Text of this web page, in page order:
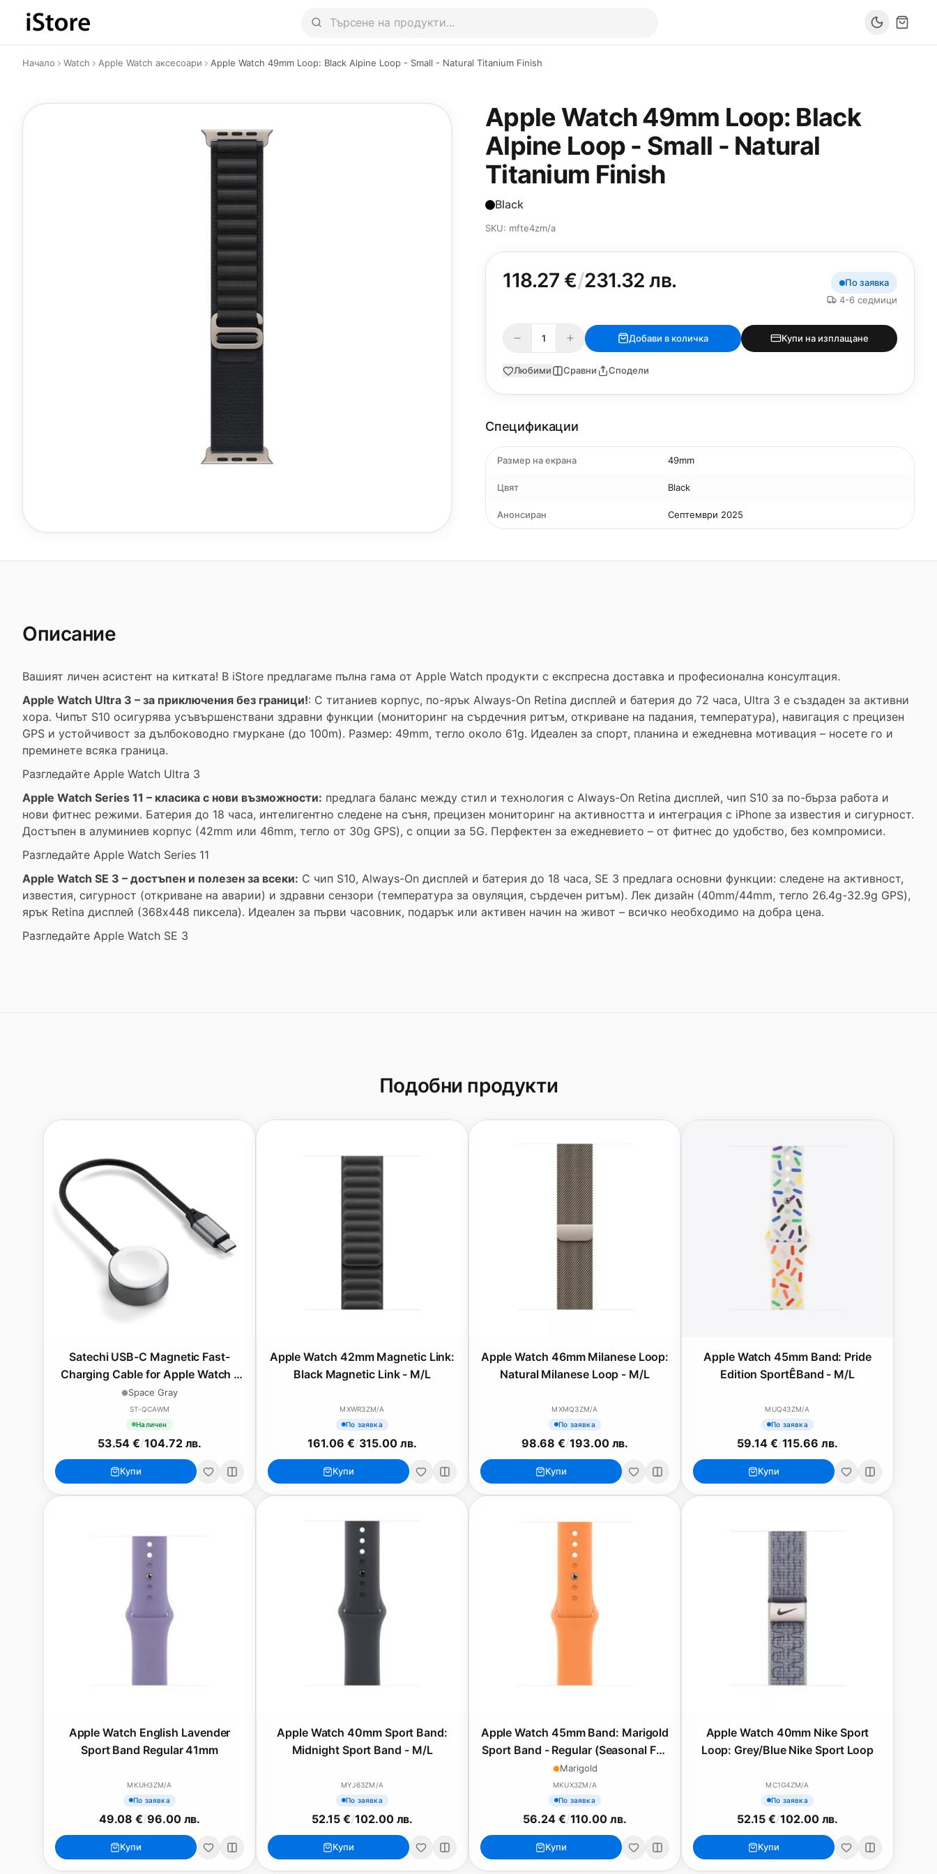
Към съдържанието
Начало Watch Apple Watch аксесоари Apple Watch 49mm Loop: Black Alpine Loop - Small - Natural Titanium Finish
Apple Watch 49mm Loop: Black
Alpine Loop - Small - Natural
Titanium Finish
Black
SKU: mfte4zm/a
118.27 €/231.32 лв.
По заявка
4-6 седмици
Добави в количка Купи на изплащане
Любими Сравни Сподели
Спецификации
Размер на екрана 49mm
Цвят Black
Анонсиран Септември 2025
Описание
Вашият личен асистент на китката! В iStore предлагаме пълна гама от Apple Watch продукти с експресна доставка и професионална консултация.
Apple Watch Ultra 3 – за приключения без граници!: С титаниев корпус, по-ярък Always-On Retina дисплей и батерия до 72 часа, Ultra 3 е създаден за активни
хора. Чипът S10 осигурява усъвършенствани здравни функции (мониторинг на сърдечния ритъм, откриване на падания, температура), навигация с прецизен
GPS и устойчивост за дълбоководно гмуркане (до 100m). Размер: 49mm, тегло около 61g. Идеален за спорт, планина и ежедневна мотивация – носете го и
преминете всяка граница.
Разгледайте Apple Watch Ultra 3
Apple Watch Series 11 – класика с нови възможности: предлага баланс между стил и технология с Always-On Retina дисплей, чип S10 за по-бърза работа и
нови фитнес режими. Батерия до 18 часа, интелигентно следене на съня, прецизен мониторинг на активността и интеграция с iPhone за известия и сигурност.
Достъпен в алуминиев корпус (42mm или 46mm, тегло от 30g GPS), с опции за 5G. Перфектен за ежедневието – от фитнес до удобство, без компромиси.
Разгледайте Apple Watch Series 11
Apple Watch SE 3 – достъпен и полезен за всеки: С чип S10, Always-On дисплей и батерия до 18 часа, SE 3 предлага основни функции: следене на активност,
известия, сигурност (откриване на аварии) и здравни сензори (температура за овуляция, сърдечен ритъм). Лек дизайн (40mm/44mm, тегло 26.4g-32.9g GPS),
ярък Retina дисплей (368x448 пиксела). Идеален за първи часовник, подарък или активен начин на живот – всичко необходимо на добра цена.
Разгледайте Apple Watch SE 3
Подобни продукти
Satechi USB-C Magnetic Fast-
Charging Cable for Apple Watch -
Space Gray
Space Gray
ST-QCAWM
Наличен
53.54 €/104.72 лв.
Купи
Apple Watch 42mm Magnetic Link:
Black Magnetic Link - M/L
MXWR3ZM/A
По заявка
161.06 €/315.00 лв.
Купи
Apple Watch 46mm Milanese Loop:
Natural Milanese Loop - M/L
MXMQ3ZM/A
По заявка
98.68 €/193.00 лв.
Купи
Apple Watch 45mm Band: Pride
Edition SportÊBand - M/L
MUQ43ZM/A
По заявка
59.14 €/115.66 лв.
Купи
Apple Watch English Lavender
Sport Band Regular 41mm
MKUH3ZM/A
По заявка
49.08 €/96.00 лв.
Купи
Apple Watch 40mm Sport Band:
Midnight Sport Band - M/L
MYJ63ZM/A
По заявка
52.15 €/102.00 лв.
Купи
Apple Watch 45mm Band: Marigold
Sport Band - Regular (Seasonal Fall
2021)
Marigold
MKUX3ZM/A
По заявка
56.24 €/110.00 лв.
Купи
Apple Watch 40mm Nike Sport
Loop: Grey/Blue Nike Sport Loop
MC1G4ZM/A
По заявка
52.15 €/102.00 лв.
Купи
MacBook
MacBook Neo
Mac
iMac 24"
iPad
iPad Pro 13" (M5)
iPhone
iPhone 17